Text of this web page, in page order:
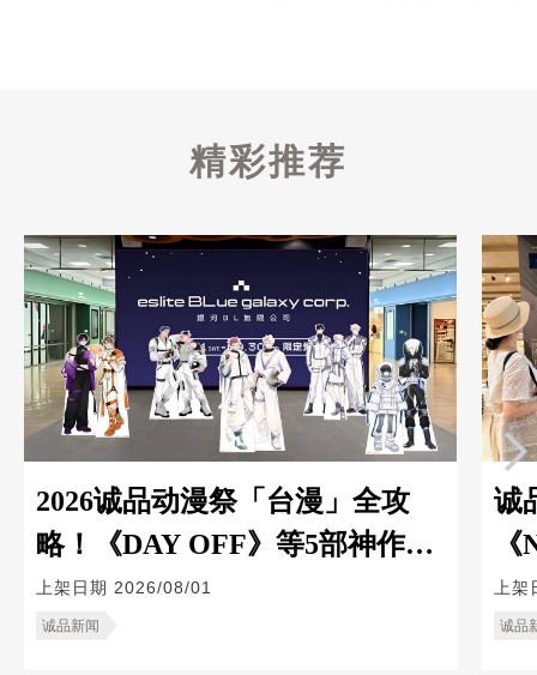
精彩推荐
2026诚品动漫祭「台漫」全攻
略！《DAY OFF》等5部神作推
出限定主题门市与限量周边
上架日期 2026/08/01
诚品新闻
诚
Z上
诚品